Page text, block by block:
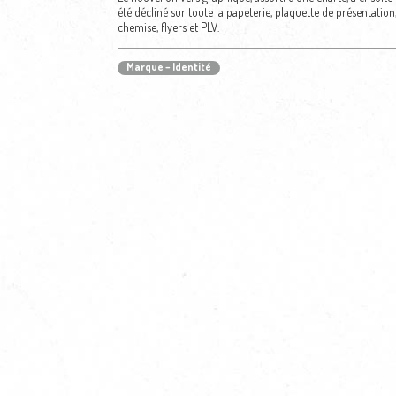
été décliné sur toute la papeterie, plaquette de présentation,
chemise, flyers et PLV.
Marque – Identité